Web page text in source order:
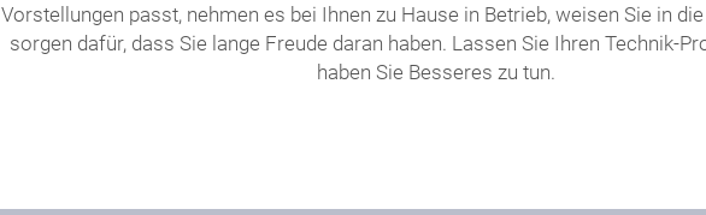
Vorstellungen passt, nehmen es bei Ihnen zu Hause in Betrieb, weisen Sie in
sorgen dafür, dass Sie lange Freude daran haben. Lassen Sie Ihren Technik-
haben Sie Besseres zu tun.